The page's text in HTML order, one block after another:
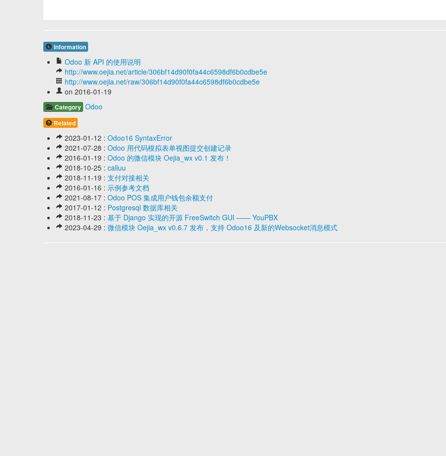
Information
Odoo 新 API 的使用说明
http://www.oejia.net/article/306bf14d90f0fa44c6598df6b0cdbe5e
http://www.oejia.net/raw/306bf14d90f0fa44c6598df6b0cdbe5e
on 2016-01-19
Category Odoo
Related
2023-01-12 : Odoo16 SyntaxError
2021-07-28 : Odoo 用代码模拟表单视图提交创建记录
2016-01-19 : Odoo 的微信模块 Oejia_wx v0.1 发布！
2018-10-25 : calluu
2018-11-19 : 支付对接相关
2016-01-16 : 示例参考文档
2021-08-17 : Odoo POS 集成用户钱包余额支付
2017-01-12 : Postgresql 数据库相关
2018-11-23 : 基于 Django 实现的开源 FreeSwitch GUI —— YouPBX
2023-04-29 : 微信模块 Oejia_wx v0.6.7 发布，支持 Odoo16 及新的Websocket消息模式